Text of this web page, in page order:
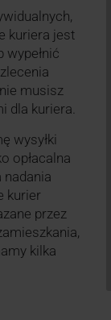
kuriera jest
wypełnić
musisz
dla kuriera.
wysyłki
opłacalna
kurier
przez
kilka